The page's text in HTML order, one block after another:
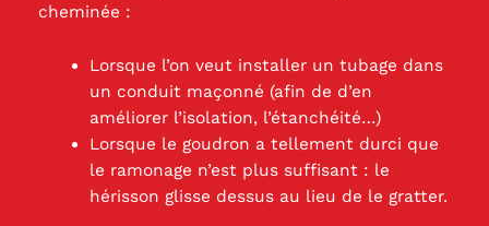
cheminée :
Lorsque l’on veut installer un tubage dans
un conduit maçonné (afin de d’en
améliorer l’isolation, l’étanchéité…)
Lorsque le goudron a tellement durci que
le ramonage n’est plus suffisant : le
hérisson glisse dessus au lieu de le gratter.